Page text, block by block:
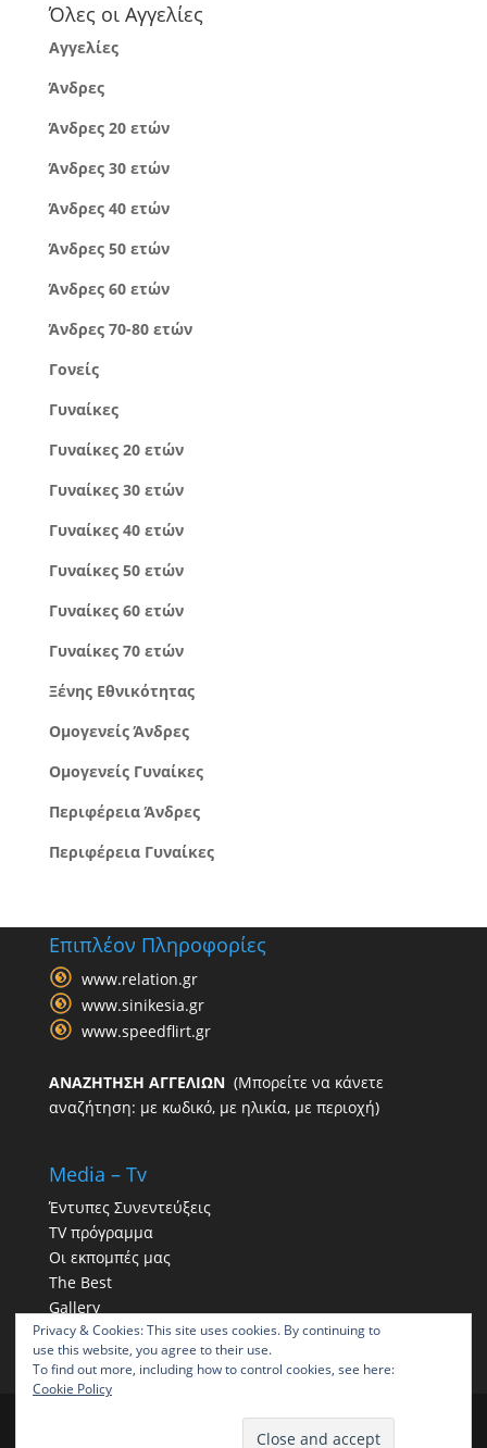
Όλες οι Αγγελίες
Αγγελίες
Άνδρες
Άνδρες 20 ετών
Άνδρες 30 ετών
Άνδρες 40 ετών
Άνδρες 50 ετών
Άνδρες 60 ετών
Άνδρες 70-80 ετών
Γονείς
Γυναίκες
Γυναίκες 20 ετών
Γυναίκες 30 ετών
Γυναίκες 40 ετών
Γυναίκες 50 ετών
Γυναίκες 60 ετών
Γυναίκες 70 ετών
Ξένης Εθνικότητας
Ομογενείς Άνδρες
Ομογενείς Γυναίκες
Περιφέρεια Άνδρες
Περιφέρεια Γυναίκες
Επιπλέον Πληροφορίες
www.relation.gr
www.sinikesia.gr
www.speedflirt.gr
ΑΝΑΖΗΤΗΣΗ ΑΓΓΕΛΙΩΝ(Μπορείτε να κάνετε
αναζήτηση: με κωδικό, με ηλικία, με περιοχή)
Media – Tv
Έντυπες Συνεντεύξεις
TV πρόγραμμα
Οι εκπομπές μας
The Best
Gallery
Η παρουσία μας στα social
Privacy & Cookies: This site uses cookies. By continuing to
use this website, you agree to their use.
To find out more, including how to control cookies, see here:
Cookie Policy